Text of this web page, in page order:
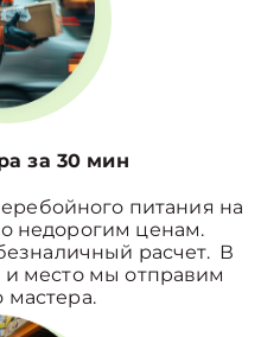
за 30 мин
питания на
недорогим ценам.
расчет. В
и место мы отправим
мастера.